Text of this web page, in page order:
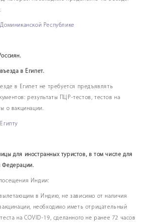
Доминиканской Республике
в Египет.
в Египет не требуется предъявлять
результаты ПЦР-тестов, тестов на
о вакцинации.
для иностранных туристов, в том числе для
Федерации.
Индии:
в Индию, не зависимо от наличия
необходимо иметь отрицательный
на COVID-19, сделанного не ранее 72 часов